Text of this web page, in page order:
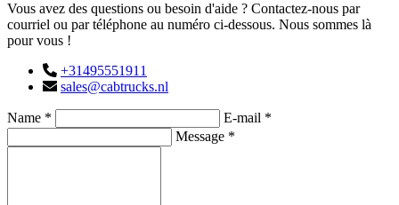
Vous avez des questions ou besoin d'aide ? Contactez-nous par
courriel ou par téléphone au numéro ci-dessous. Nous sommes là
pour vous !
+31495551911
sales@cabtrucks.nl
Name *
E-mail *
Message *